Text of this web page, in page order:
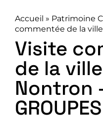
Accueil » Patrimoine
commentée de la
Visite
de la
Nontron
GROUPES